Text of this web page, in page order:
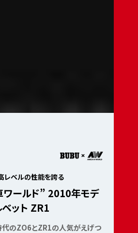
レベルの性能を誇る
ールド” 2010年モデ
ット ZR1
代のZO6とZR1の人気がえげつ